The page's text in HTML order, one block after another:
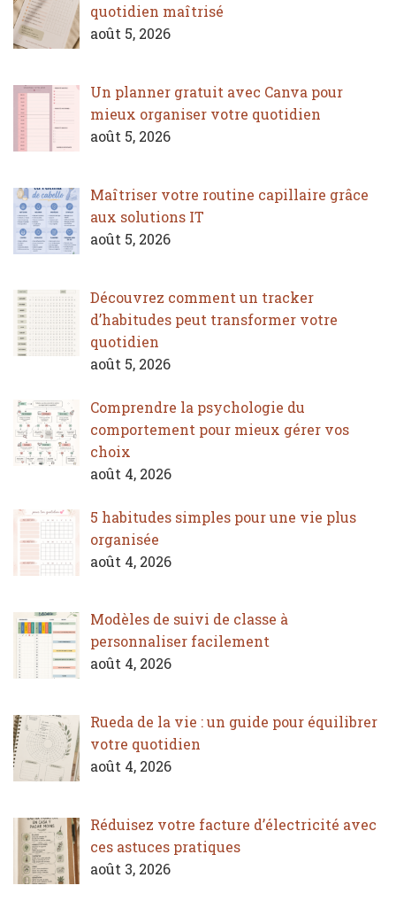
quotidien maîtrisé
août 5, 2026
Un planner gratuit avec Canva pour
mieux organiser votre quotidien
août 5, 2026
Maîtriser votre routine capillaire grâce
aux solutions IT
août 5, 2026
Découvrez comment un tracker
d’habitudes peut transformer votre
quotidien
août 5, 2026
Comprendre la psychologie du
comportement pour mieux gérer vos
choix
août 4, 2026
5 habitudes simples pour une vie plus
organisée
août 4, 2026
Modèles de suivi de classe à
personnaliser facilement
août 4, 2026
Rueda de la vie : un guide pour équilibrer
votre quotidien
août 4, 2026
Réduisez votre facture d’électricité avec
ces astuces pratiques
août 3, 2026